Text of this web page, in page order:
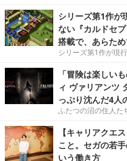
シリーズ第1作が
ない『カルドセ
搭載で、あらた
シリーズ第1作が現
「冒険は楽しい
ィ ヴァリアンツ
っぷり沈んだ4人
ふたつの沼の住人た
【キャリアクエ
こと。セガの若
いう働き方